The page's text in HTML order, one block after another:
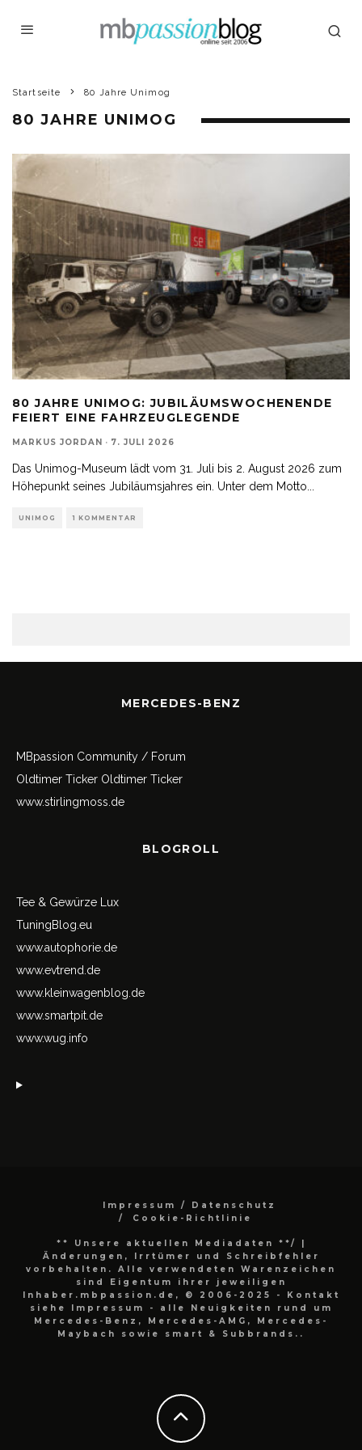
Startseite 80 Jahre Unimog
80 JAHRE UNIMOG
80 JAHRE UNIMOG: JUBILÄUMSWOCHENENDE
FEIERT EINE FAHRZEUGLEGENDE
MARKUS JORDAN · 7. JULI 2026
Das Unimog-Museum lädt vom 31. Juli bis 2. August 2026 zum
Höhepunkt seines Jubiläumsjahres ein. Unter dem Motto
UNIMOG 1 KOMMENTAR
MERCEDES-BENZ
MBpassion Community / Forum
Oldtimer Ticker Oldtimer Ticker
www.stirlingmoss.de
BLOGROLL
Tee & Gewürze Lux
TuningBlog.eu
www.autophorie.de
www.evtrend.de
www.kleinwagenblog.de
www.smartpit.de
www.wug.info
Impressum / Datenschutz
Cookie-Richtlinie
** Unsere aktuellen Mediadaten **/
|
Änderungen, Irrtümer und Schreibfehler
vorbehalten. Alle verwendeten Warenzeichen
sind Eigentum ihrer jeweiligen
Inhaber.mbpassion.de, © 2006-2025 - Kontakt
siehe Impressum - alle Neuigkeiten rund um
Mercedes-Benz, Mercedes-AMG, Mercedes-
Maybach sowie smart & Subbrands..